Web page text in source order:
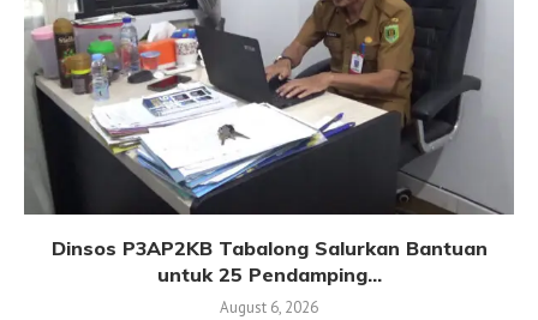
Dinsos P3AP2KB Tabalong Salurkan Bantuan
untuk 25 Pendamping...
August 6, 2026